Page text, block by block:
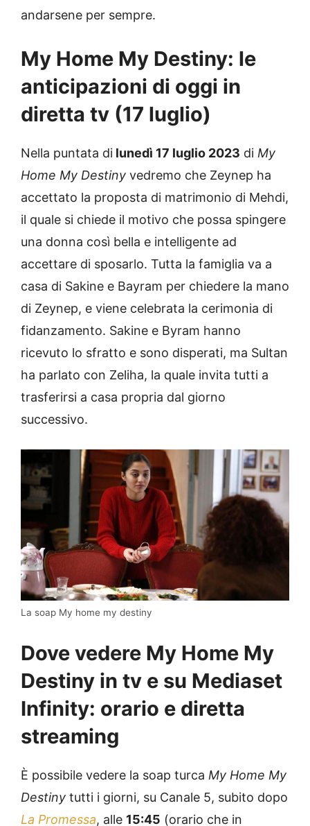
andarsene per sempre.
My Home My Destiny: le
anticipazioni di oggi in
diretta tv (17 luglio)
Nella puntata di lunedì 17 luglio 2023 di My
Home My Destiny vedremo che Zeynep ha
accettato la proposta di matrimonio di Mehdi,
il quale si chiede il motivo che possa spingere
una donna così bella e intelligente ad
accettare di sposarlo. Tutta la famiglia va a
casa di Sakine e Bayram per chiedere la mano
di Zeynep, e viene celebrata la cerimonia di
fidanzamento. Sakine e Byram hanno
ricevuto lo sfratto e sono disperati, ma Sultan
ha parlato con Zeliha, la quale invita tutti a
trasferirsi a casa propria dal giorno
successivo.
La soap My home my destiny
Dove vedere My Home My
Destiny in tv e su Mediaset
Infinity: orario e diretta
streaming
È possibile vedere la soap turca My Home My
Destiny tutti i giorni, su Canale 5, subito dopo
La Promessa, alle 15:45 (orario che in